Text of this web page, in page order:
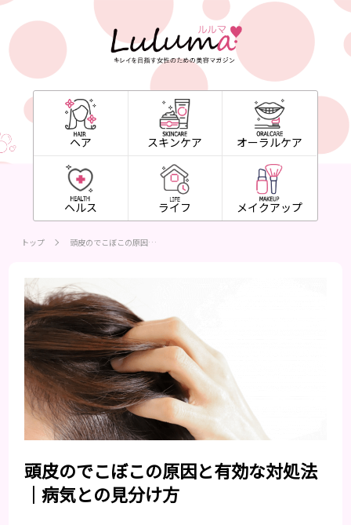
ヘア スキンケア オーラルケア
ヘルス ライフ メイクアップ
トップ 頭皮のでこぼこの原因…
頭皮のでこぼこの原因と有効な対処法
｜病気との見分け方